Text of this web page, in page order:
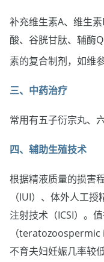
补充维生素A、维生
酸、谷胱甘肽、辅酶Q
素的复合制剂，如维
三、中药治疗
常用有五子衍宗丸、
四、辅助生殖技术
根据精液质量的损害
（IUI）、体外人工
注射技术（ICSI）。
（teratozoospermic
不育夫妇妊娠几率较